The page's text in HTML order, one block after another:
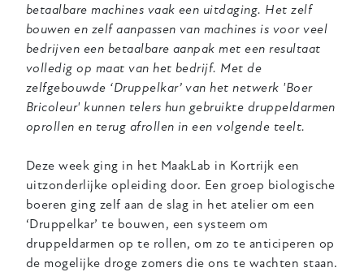
betaalbare machines vaak een uitdaging. Het zelf
bouwen en zelf aanpassen van machines is voor veel
bedrijven een betaalbare aanpak met een resultaat
volledig op maat van het bedrijf. Met de
zelfgebouwde ‘Druppelkar’ van het netwerk 'Boer
Bricoleur' kunnen telers hun gebruikte druppeldarmen
oprollen en terug afrollen in een volgende teelt.
Deze week ging in het MaakLab in Kortrijk een
uitzonderlijke opleiding door. Een groep biologische
boeren ging zelf aan de slag in het atelier om een
‘Druppelkar’ te bouwen, een systeem om
druppeldarmen op te rollen, om zo te anticiperen op
de mogelijke droge zomers die ons te wachten staan.